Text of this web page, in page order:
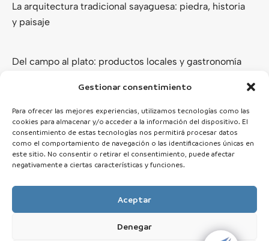
Gestionar consentimiento
Para ofrecer las mejores experiencias, utilizamos tecnologías como las
cookies para almacenar y/o acceder a la información del dispositivo. El
consentimiento de estas tecnologías nos permitirá procesar datos
como el comportamiento de navegación o las identificaciones únicas en
este sitio. No consentir o retirar el consentimiento, puede afectar
negativamente a ciertas características y funciones.
Aceptar
Denegar
La arquitectura tradicional sayaguesa: piedra, historia
y paisaje
Del campo al plato: productos locales y gastronomía
© 2025 Zamora Esencial · Todos los derechos reservados